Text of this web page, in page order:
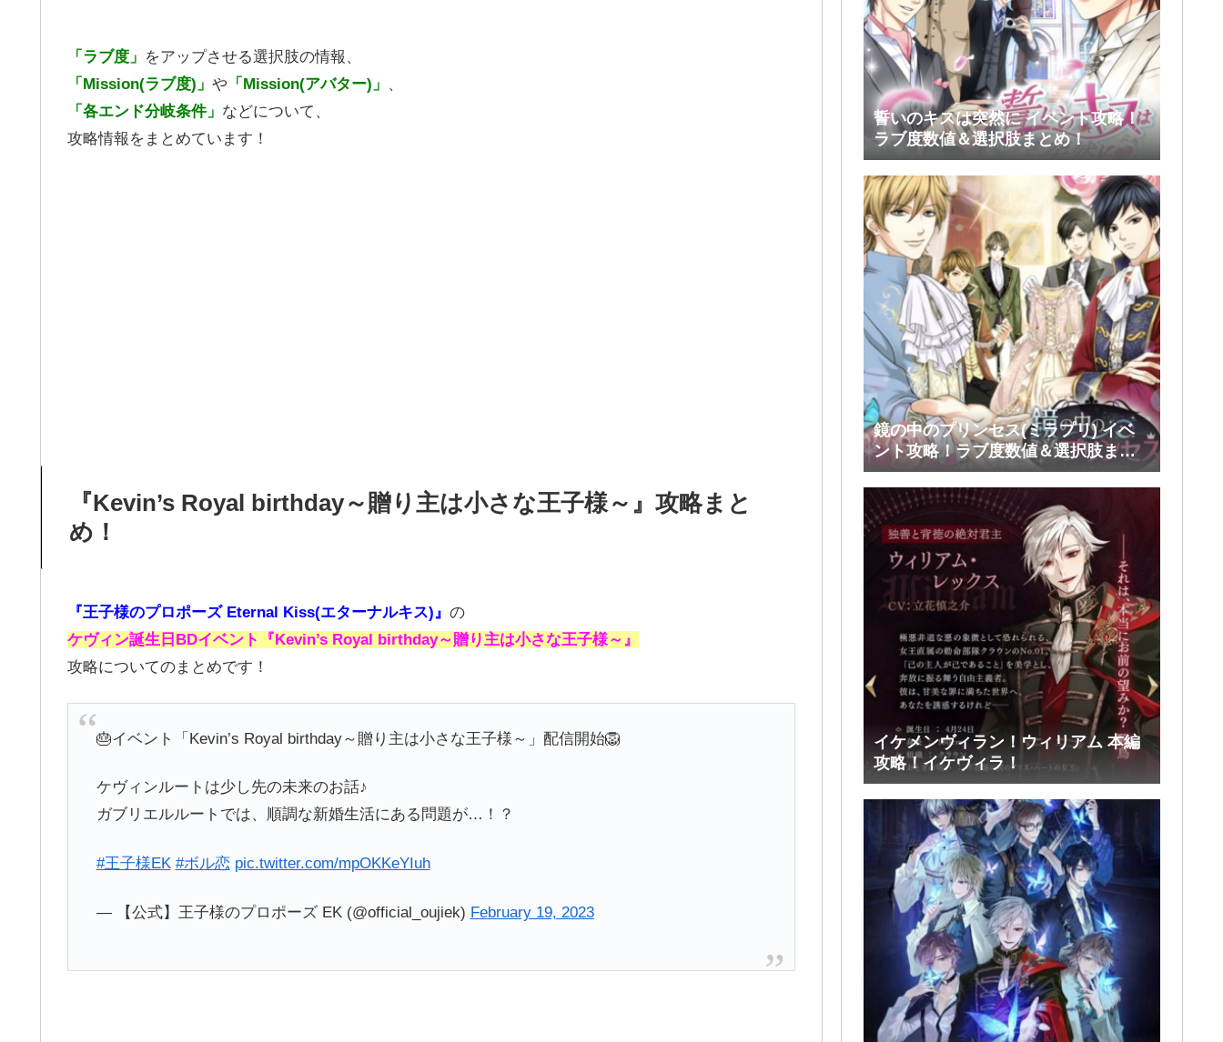
「ラブ度」 をアップさせる選択肢の情報、
「Mission(ラブ度)」 や 「Mission(アバター)」 、
「各エンド分岐条件」 などについて、
攻略情報をまとめています！
『Kevin’s Royal birthday～贈り主は小さな王子様～』攻略まと
め！
『王子様のプロポーズ Eternal Kiss(エターナルキス)』 の
ケヴィン誕生日BDイベント『Kevin’s Royal birthday～贈り主は小さな王子様～』
攻略についてのまとめです！
🎂イベント「Kevin’s Royal birthday～贈り主は小さな王子様～」配信開始🦁
ケヴィンルートは少し先の未来のお話♪
ガブリエルルートでは、順調な新婚生活にある問題が…！？
#王子様EK #ボル恋 pic.twitter.com/mpOKKeYIuh
— 【公式】王子様のプロポーズ EK (@official_oujiek) February 19, 2023
誓いのキスは突然に イベント攻略！
ラブ度数値＆選択肢まとめ！
鏡の中のプリンセス(ミラプリ) イベ
ント攻略！ラブ度数値＆選択肢まと
め！
イケメンヴィラン！ウィリアム 本編
攻略！イケヴィラ！